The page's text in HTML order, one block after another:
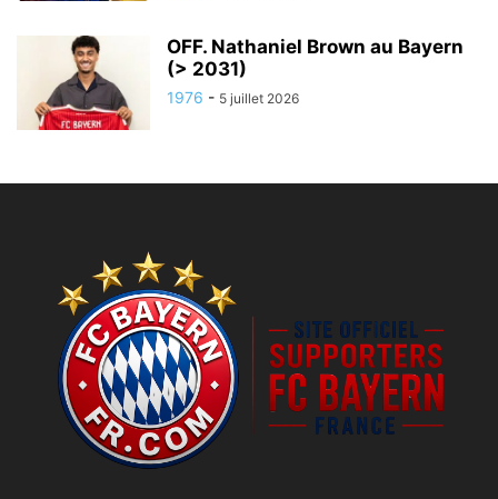
OFF. Nathaniel Brown au Bayern
(> 2031)
1976 - 5 juillet 2026